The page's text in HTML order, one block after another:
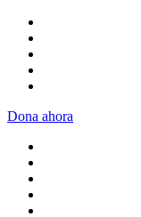
Dona ahora